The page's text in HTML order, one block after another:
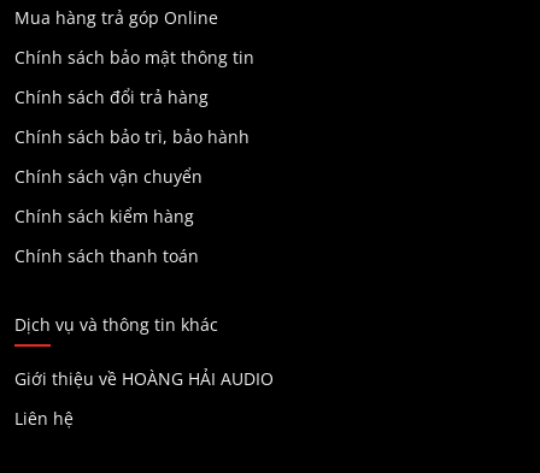
Mua hàng trả góp Online
Chính sách bảo mật thông tin
Chính sách đổi trả hàng
Chính sách bảo trì, bảo hành
Chính sách vận chuyển
Chính sách kiểm hàng
Chính sách thanh toán
Dịch vụ và thông tin khác
Giới thiệu về HOÀNG HẢI AUDIO
Liên hệ